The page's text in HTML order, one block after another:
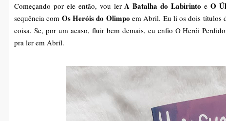
Começando por ele então, vou lerA Batalha do Labirinto e O
sequência com Os Heróis do Olimpo em Abril. Eu li os dois títulos
coisa. Se, por um acaso, fluir bem demais, eu enfio O Herói
pra ler em Abril.